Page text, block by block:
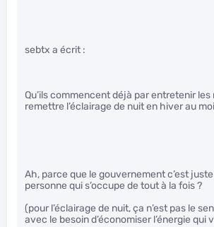
sebtx a écrit :
Qu’ils commencent déjà par entretenir les
remettre l’éclairage de nuit en hiver au
Ah, parce que le gouvernement c’est
personne qui s’occupe de tout à la fois ?
(pour l’éclairage de nuit, ça n’est pas le
avec le besoin d’économiser l’énergie qui